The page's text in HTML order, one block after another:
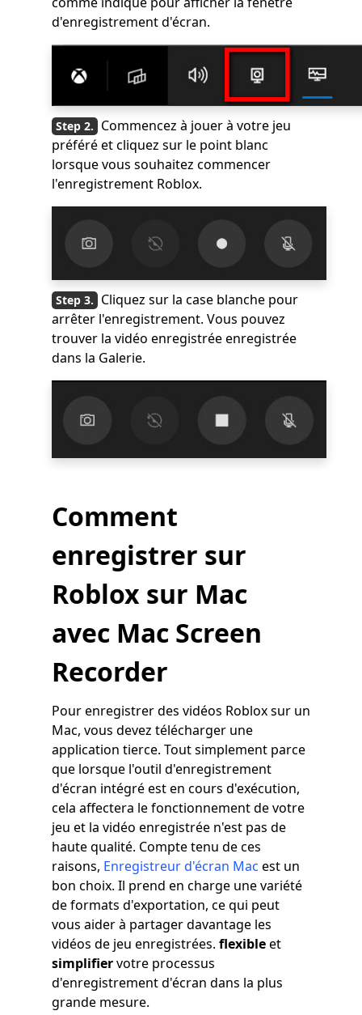
d'enregistrement d'écran.
Commencez à jouer à votre jeu
préféré et cliquez sur le point blanc
lorsque vous souhaitez commencer
l'enregistrement Roblox.
Cliquez sur la case blanche pour
arrêter l'enregistrement. Vous pouvez
trouver la vidéo enregistrée enregistrée
dans la Galerie.
Comment
enregistrer sur
Roblox sur Mac
avec Mac Screen
Recorder
Pour enregistrer des vidéos Roblox sur un
Mac, vous devez télécharger une
application tierce. Tout simplement parce
que lorsque l'outil d'enregistrement
d'écran intégré est en cours d'exécution,
cela affectera le fonctionnement de votre
jeu et la vidéo enregistrée n'est pas de
haute qualité. Compte tenu de ces
raisons, Enregistreur d'écran Mac est un
bon choix. Il prend en charge une variété
de formats d'exportation, ce qui peut
vous aider à partager davantage les
vidéos de jeu enregistrées. flexibleet
simplifiervotre processus
d'enregistrement d'écran dans la plus
grande mesure.